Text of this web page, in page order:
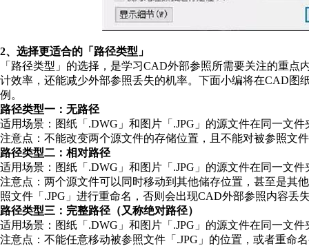
2、选择更适合的「路径类型」
「路径类型」的选择，是学习CAD外部参照所需要关注的重
计效率，还能减少外部参照丢失的机率。下面小编将在CAD图
例。
路径类型一：无路径
适用场景：图纸「.DWG」和图片「.JPG」的源文件在同一文
注意点：不能改变两个源文件的存储位置，且不能对被参照文
路径类型二：相对路径
适用场景：图纸「.DWG」和图片「.JPG」的源文件在同一文
注意点：两个源文件可以同时移动到其他储存位置，甚至是其
照文件「.JPG」进行重命名，否则会出现CAD外部参照内容丢
路径类型三：完整路径（又称绝对路径）
适用场景：图纸「.DWG」和图片「.JPG」的源文件在同一文
注意点：不能任意移动被参照文件「.JPG」的位置，或者重命